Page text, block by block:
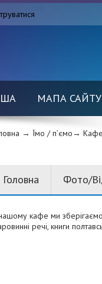
МАПА САЙТУ
→ Їмо / п’ємо→ Кафе
Головна Фото/
кафе ми зберігаємо
речі, книги